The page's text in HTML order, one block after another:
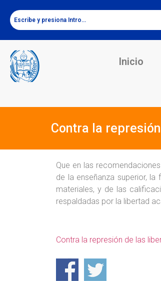
Inicio
Contra la
Que en las
de la enseñanza superior,
materiales, y de las
respaldadas por la libertad
Contra la represión de las